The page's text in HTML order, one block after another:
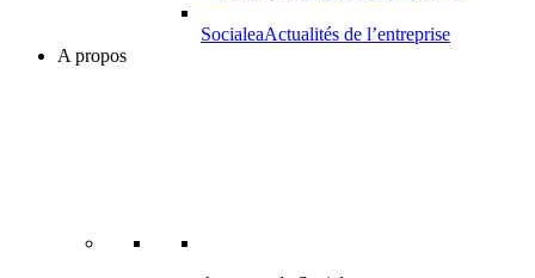
SocialeaActualités de l’entreprise
A propos